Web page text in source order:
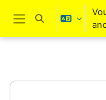
Passer au contenu
Panneau latéral
Activer/